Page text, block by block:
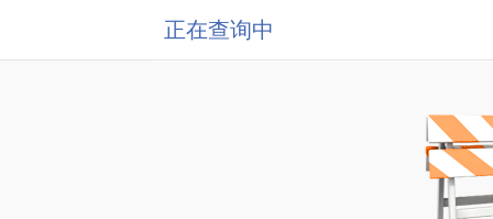
正在查询中